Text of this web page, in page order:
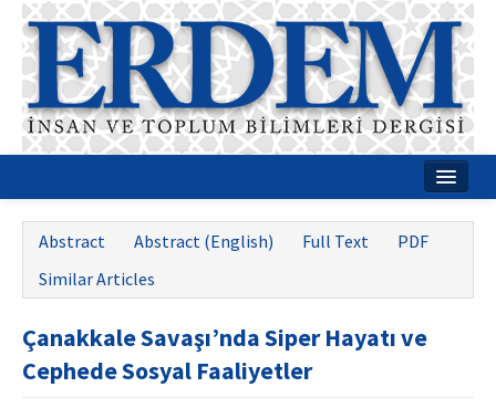
Journal Boards
Guides
Publication Policies
Abstract Abstract (English) Full Text
PDF
Similar Articles
Çanakkale Savaşı’nda Siper Hayatı ve
Cephede Sosyal Faaliyetler